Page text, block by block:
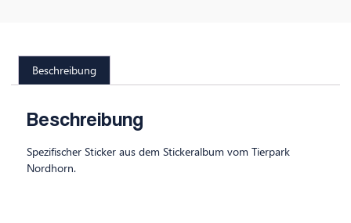
Beschreibung
Beschreibung
Spezifischer Sticker aus dem Stickeralbum vom Tierpark
Nordhorn.